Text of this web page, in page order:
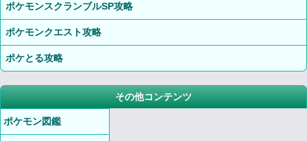
ポケモンスクランブルSP攻略
ポケモンクエスト攻略
ポケとる攻略
その他コンテンツ
ポケモン図鑑